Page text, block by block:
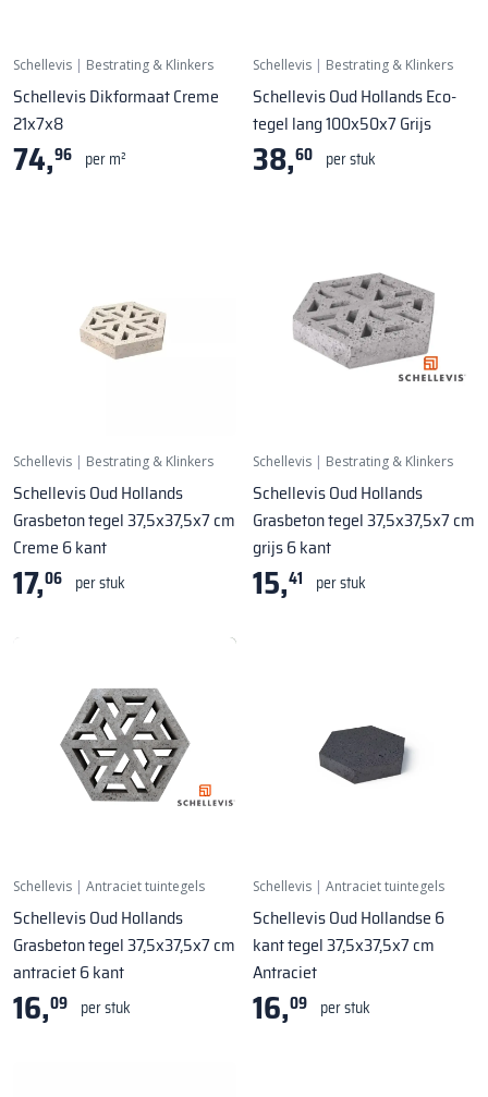
Schellevis | Bestrating & Klinkers
Schellevis Dikformaat Creme
21x7x8
74,96 per m²
Schellevis| Bestrating & Klinkers
Schellevis Oud Hollands Eco-
tegel lang 100x50x7 Grijs
38,60 per stuk
Schellevis | Bestrating & Klinkers
Schellevis Oud Hollands
Grasbeton tegel 37,5x37,5x7 cm
Creme 6 kant
17,06 per stuk
Schellevis| Bestrating & Klinkers
Schellevis Oud Hollands
Grasbeton tegel 37,5x37,5x7 cm
grijs 6 kant
15,41 per stuk
Schellevis | Antraciet tuintegels
Schellevis Oud Hollands
Grasbeton tegel 37,5x37,5x7 cm
antraciet 6 kant
16,09 per stuk
Schellevis| Antraciet tuintegels
Schellevis Oud Hollandse 6
kant tegel 37,5x37,5x7 cm
Antraciet
16,09 per stuk